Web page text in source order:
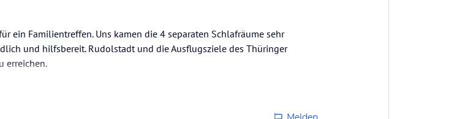
ein Familientreffen. Uns kamen die 4 separaten Schlafräume sehr
und hilfsbereit. Rudolstadt und die Ausflugsziele des Thüringer
erreichen.